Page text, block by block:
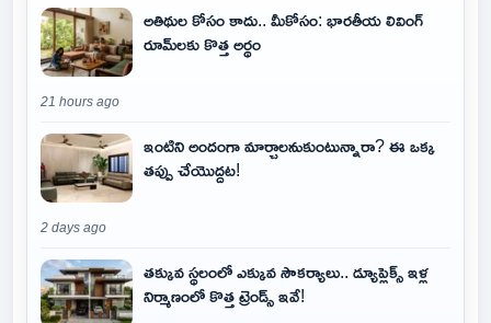
అతిథుల కోసం కాదు.. మీకోసం: భారతీయ లివింగ్
రూమ్‌లకు కొత్త అర్థం
21 hours ago
ఇంటిని అందంగా మార్చాలనుకుంటున్నారా? ఈ ఒక్క
తప్పు చేయొద్దట!
2 days ago
తక్కువ స్థలంలో ఎక్కువ సౌకర్యాలు.. డ్యూప్లెక్స్ ఇళ్ల
నిర్మాణంలో కొత్త ట్రెండ్స్ ఇవే!